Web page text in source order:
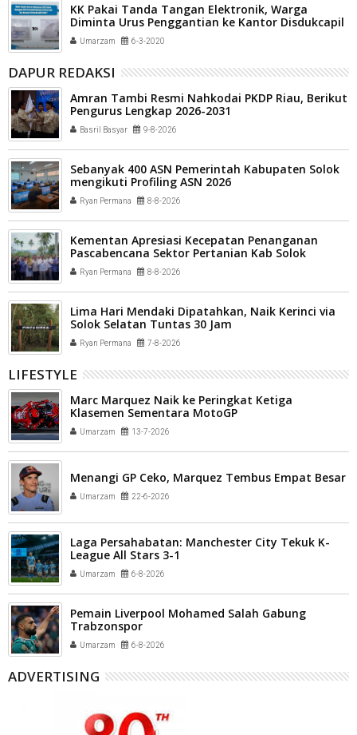
KK Pakai Tanda Tangan Elektronik, Warga
Diminta Urus Penggantian ke Kantor Disdukcapil
IbuhUmarzam 6-3-2020
DAPUR REDAKSI
Amran Tambi Resmi Nahkodai PKDP Riau, Berikut
Pengurus Lengkap 2026-2031
Basril Basyar 9-8-2026
Sebanyak 400 ASN Pemerintah Kabupaten Solok
mengikuti Profiling ASN 2026
Ryan Permana 8-8-2026
Kementan Apresiasi Kecepatan Penanganan
Pascabencana Sektor Pertanian Kab Solok
Ryan Permana 8-8-2026
Lima Hari Mendaki Dipatahkan, Naik Kerinci via
Solok Selatan Tuntas 30 Jam
Ryan Permana 7-8-2026
LIFESTYLE
Marc Marquez Naik ke Peringkat Ketiga
Klasemen Sementara MotoGP
Umarzam 13-7-2026
Menangi GP Ceko, Marquez Tembus Empat Besar
Umarzam 22-6-2026
Laga Persahabatan: Manchester City Tekuk K-
League All Stars 3-1
Umarzam 6-8-2026
Pemain Liverpool Mohamed Salah Gabung
Trabzonspor
Umarzam 6-8-2026
ADVERTISING